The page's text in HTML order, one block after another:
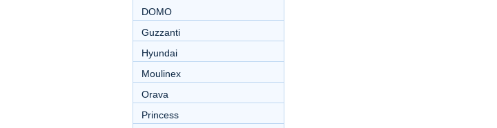
DOMO
Guzzanti
Hyundai
Moulinex
Orava
Princess